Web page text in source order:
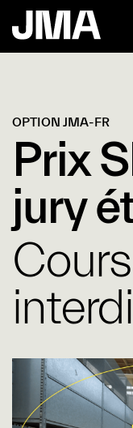
OPTION JMA-FR
Prix
jury
Cours